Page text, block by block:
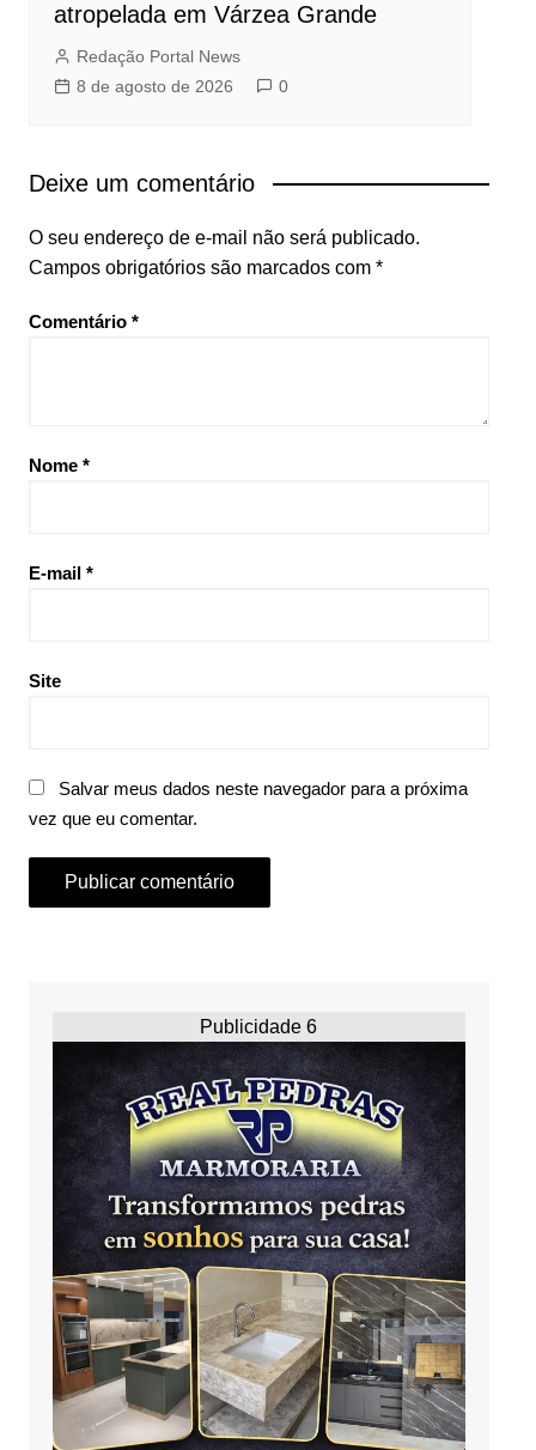
atropelada em Várzea Grande
Redação Portal News
8 de agosto de 2026
0
Deixe um comentário
O seu endereço de e-mail não será publicado.
Campos obrigatórios são marcados com *
Comentário *
Nome *
E-mail *
Site
Salvar meus dados neste navegador para a próxima
vez que eu comentar.
Publicidade 6